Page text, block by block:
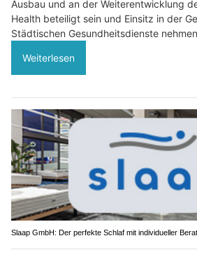
Ausbau und an der Weiterentwicklung
Health beteiligt sein und Einsitz in der
Städtischen Gesundheitsdienste
Weiterlesen
Slaap GmbH: Der perfekte Schlaf mit individueller